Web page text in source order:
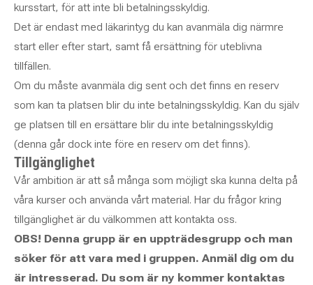
kursstart, för att inte bli betalningsskyldig.
Det är endast med läkarintyg du kan avanmäla dig närmre
start eller efter start, samt få ersättning för uteblivna
tillfällen.
Om du måste avanmäla dig sent och det finns en reserv
som kan ta platsen blir du inte betalningsskyldig. Kan du själv
ge platsen till en ersättare blir du inte betalningsskyldig
(denna går dock inte före en reserv om det finns).
Tillgänglighet
Vår ambition är att så många som möjligt ska kunna delta på
våra kurser och använda vårt material. Har du frågor kring
tillgänglighet är du välkommen att kontakta oss.
OBS! Denna grupp är en uppträdesgrupp och man
söker för att vara med i gruppen. Anmäl dig om du
är intresserad. Du som är ny kommer kontaktas